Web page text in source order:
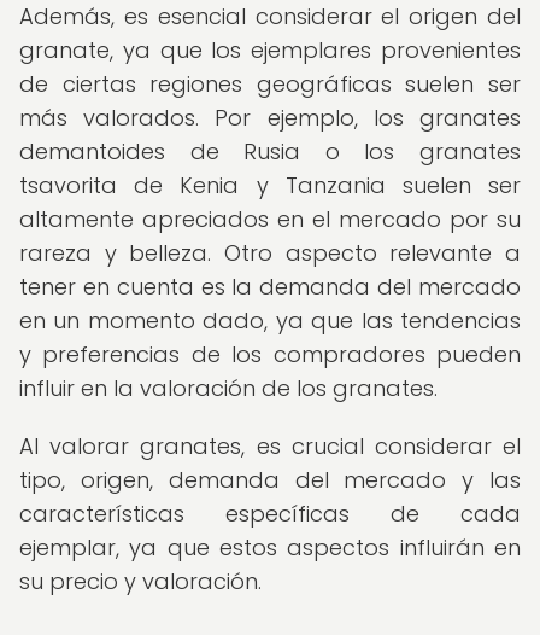
Además, es esencial considerar el origen del
granate, ya que los ejemplares provenientes
de ciertas regiones geográficas suelen ser
más valorados. Por ejemplo, los granates
demantoides de Rusia o los granates
tsavorita de Kenia y Tanzania suelen ser
altamente apreciados en el mercado por su
rareza y belleza. Otro aspecto relevante a
tener en cuenta es la demanda del mercado
en un momento dado, ya que las tendencias
y preferencias de los compradores pueden
influir en la valoración de los granates.
Al valorar granates, es crucial considerar el
tipo, origen, demanda del mercado y las
características específicas de cada
ejemplar, ya que estos aspectos influirán en
su precio y valoración.